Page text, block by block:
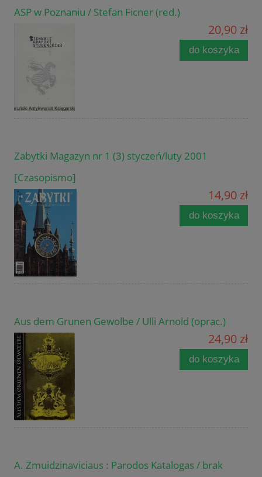
ASP w Poznaniu / Stefan Ficner (red.)
20,90 zł
do koszyka
Zabytki Magazyn nr 1 (3) styczeń/luty 2001
[Czasopismo]
14,90 zł
do koszyka
Aus dem Grunen Gewolbe / Ulli Arnold (oprac.)
24,90 zł
do koszyka
A. Zmuidzinaviciaus : Parodos Katalogas / brak